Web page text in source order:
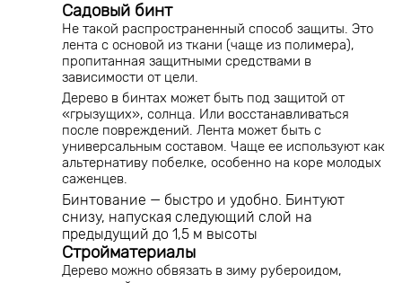
Садовый бинт
Не такой распространенный способ защиты. Это
лента с основой из ткани (чаще из полимера),
пропитанная защитными средствами в
зависимости от цели.
Дерево в бинтах может быть под защитой от
«грызущих», солнца. Или восстанавливаться
после повреждений. Лента может быть с
универсальным составом. Чаще ее используют как
альтернативу побелке, особенно на коре молодых
саженцев.
Бинтование — быстро и удобно. Бинтуют
снизу, напуская следующий слой на
предыдущий до 1,5 м высоты
Стройматериалы
Дерево можно обвязать в зиму рубероидом,